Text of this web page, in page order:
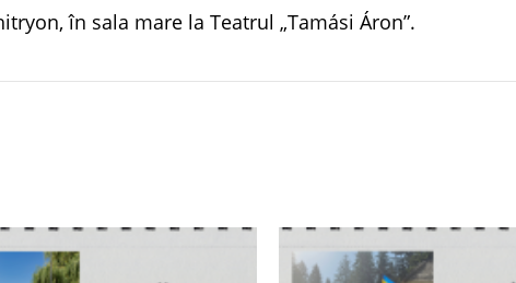
în sala mare la Teatrul „Tamási Áron”.